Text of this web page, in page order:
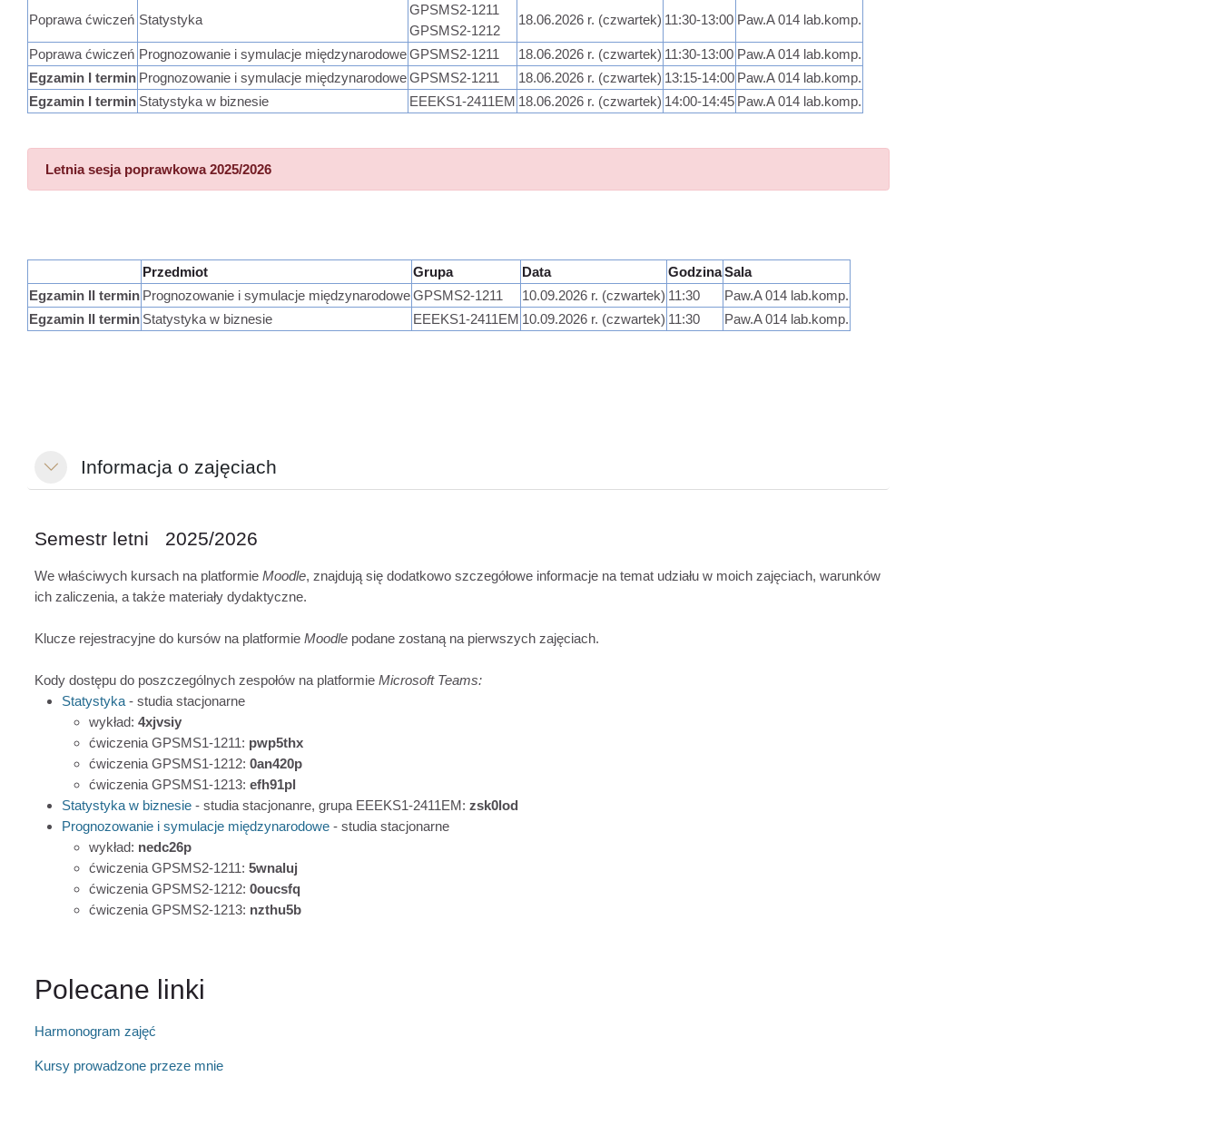
Poprawa ćwiczeń Statystyka
GPSMS2-1211
GPSMS2-1212
18.06.2026 r. (czwartek) 11:30-13:00 Paw.A 014 lab.komp.
Poprawa ćwiczeń Prognozowanie i symulacje międzynarodoweGPSMS2-1211 18.06.2026 r. (czwartek) 11:30-13:00 Paw.A 014 lab.komp.
Egzamin I termin Prognozowanie i symulacje międzynarodoweGPSMS2-1211 18.06.2026 r. (czwartek) 13:15-14:00 Paw.A 014 lab.komp.
Egzamin I termin Statystyka w biznesie EEEKS1-2411EM 18.06.2026 r. (czwartek) 14:00-14:45 Paw.A 014 lab.komp.
Letnia sesja poprawkowa 2025/2026
Przedmiot Grupa Data GodzinaSala
Egzamin II termin Prognozowanie i symulacje międzynarodoweGPSMS2-1211 10.09.2026 r. (czwartek) 11:30
Paw.A 014 lab.komp.
Egzamin II termin Statystyka w biznesie EEEKS1-2411EM 10.09.2026 r. (czwartek) 11:30 Paw.A 014 lab.komp.
ReplierInformacja o zajęciach
Semestr letni 2025/2026
We właściwych kursach na platformie Moodle, znajdują się dodatkowo szczegółowe informacje na temat udziału w moich zajęciach, warunków
ich zaliczenia, a także materiały dydaktyczne.
Klucze rejestracyjne do kursów na platformie Moodlepodane zostaną na pierwszych zajęciach.
Kody dostępu do poszczególnych zespołów na platformieMicrosoft Teams:
Statystyka - studia stacjonarne
wykład: 4xjvsiy
ćwiczenia GPSMS1-1211: pwp5thx
ćwiczenia GPSMS1-1212: 0an420p
ćwiczenia GPSMS1-1213: efh91pl
Statystyka w biznesie- studia stacjonanre, grupa EEEKS1-2411EM: zsk0lod
Prognozowanie i symulacje międzynarodowe- studia stacjonarne
wykład: nedc26p
ćwiczenia GPSMS2-1211: 5wnaluj
ćwiczenia GPSMS2-1212: 0oucsfq
ćwiczenia GPSMS2-1213: nzthu5b
Polecane linki
Harmonogram zajęć
Kursy prowadzone przeze mnie